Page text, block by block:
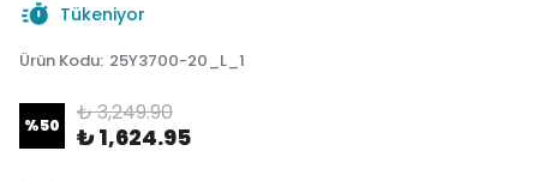
Tükeniyor
Ürün Kodu: 25Y3700-20_L_1
%50 ₺ 3,249.90
₺ 1,624.95